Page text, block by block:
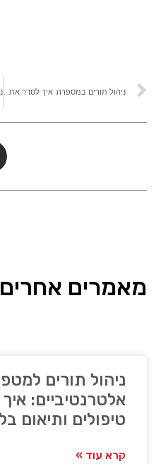
ניהול תורים במספרה: איך לסדר את היומן, להפחית ביטולים ולשמור על סדר
מאמרים אחרים
ניהול תורים
אלטרנטיביים: איך
טיפולים ותיאום
קרא עוד »